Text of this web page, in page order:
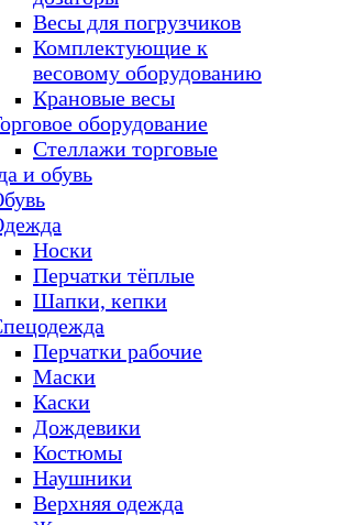
Весы для погрузчиков
Комплектующие к
весовому оборудованию
Крановые весы
оборудование
Стеллажи торговые
и обувь
Носки
Перчатки тёплые
Шапки, кепки
Перчатки рабочие
Маски
Каски
Дождевики
Костюмы
Наушники
Верхняя одежда